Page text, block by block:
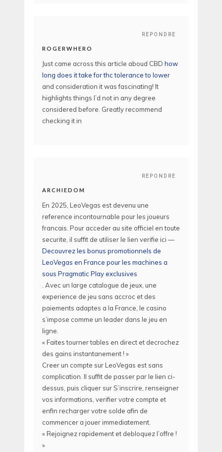
REPONDRE
ROGERWHERO
Just came across this article aboud CBD how
long does it take for thc tolerance to lower
and consideration it was fascinating! It
highlights things I’d not in any degree
considered before. Greatly recommend
checking it in
REPONDRE
ARCHIEDOM
En 2025, LeoVegas est devenu une
reference incontournable pour les joueurs
francais. Pour acceder au site officiel en toute
securite, il suffit de utiliser le lien verifie ici —
Decouvrez les bonus promotionnels de
LeoVegas en France pour les machines a
sous Pragmatic Play exclusives
. Avec un large catalogue de jeux, une
experience de jeu sans accroc et des
paiements adaptes a la France, le casino
s’impose comme un leader dans le jeu en
ligne.
« Faites tourner tables en direct et decrochez
des gains instantanement ! »
Creer un compte sur LeoVegas est sans
complication. Il suffit de passer par le lien ci-
dessus, puis cliquer sur S’inscrire, renseigner
vos informations, verifier votre compte et
enfin recharger votre solde afin de
commencer a jouer immediatement.
« Rejoignez rapidement et debloquez l’offre !
»